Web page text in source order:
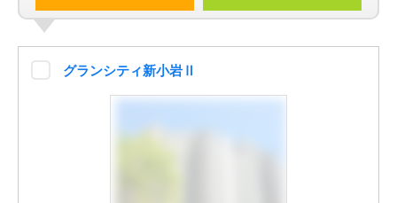
グランシティ新小岩Ⅱ